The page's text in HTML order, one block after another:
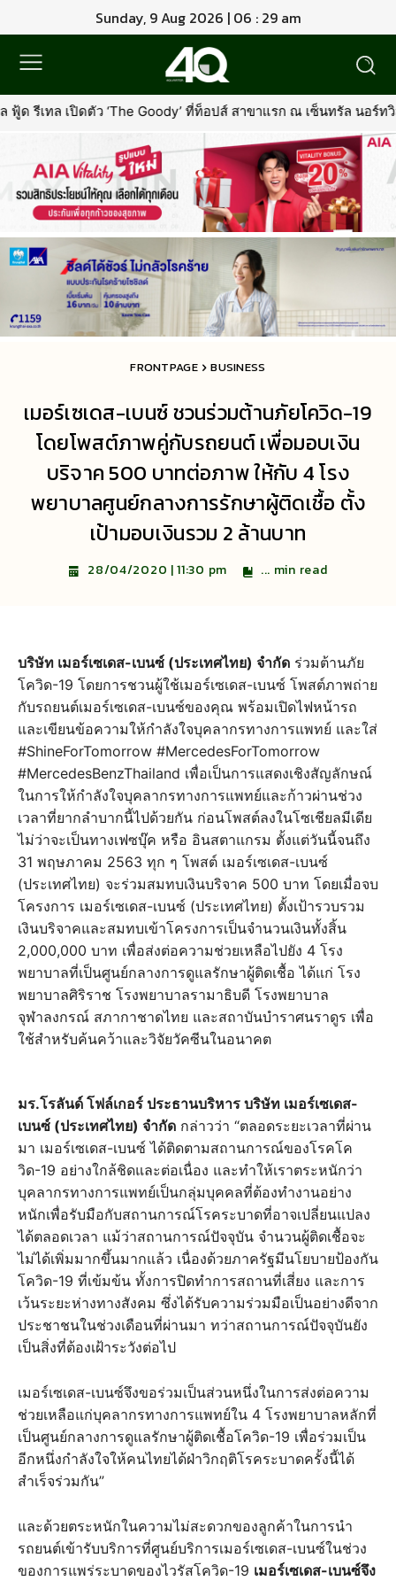
Sunday, 9 Aug 2026 | 06 : 29 am
ที่ท็อปส์ สาขาแรก ณ เซ็นทรัล นอร์ทวิลล์พร้อมรุกตลาด
FRONTPAGE BUSINESS
เมอร์เซเดส-เบนซ์ ชวนร่วมต้านภัยโควิด-19
โดยโพสต์ภาพคู่กับรถยนต์ เพื่อมอบเงิน
บริจาค 500 บาทต่อภาพ ให้กับ 4 โรง
พยาบาลศูนย์กลางการรักษาผู้ติดเชื้อ ตั้ง
เป้ามอบเงินรวม 2 ล้านบาท
28/04/2020 | 11:30 pm ... min read
บริษัท เมอร์เซเดส-เบนซ์ (ประเทศไทย) จำกัด ร่วมต้านภัย
โควิด-19 โดยการชวนผู้ใช้เมอร์เซเดส-เบนซ์ โพสต์ภาพถ่าย
กับรถยนต์เมอร์เซเดส-เบนซ์ของคุณ พร้อมเปิดไฟหน้ารถ
และเขียนข้อความให้กำลังใจบุคลากรทางการแพทย์ และใส่
#ShineForTomorrow #MercedesForTomorrow
#MercedesBenzThailand เพื่อเป็นการแสดงเชิงสัญลักษณ์
ในการให้กำลังใจบุคลากรทางการแพทย์และก้าวผ่านช่วง
เวลาที่ยากลำบากนี้ไปด้วยกัน ก่อนโพสต์ลงในโซเชียลมีเดีย
ไม่ว่าจะเป็นทางเฟซบุ๊ค หรือ อินสตาแกรม ตั้งแต่วันนี้จนถึง
31 พฤษภาคม 2563 ทุก ๆ โพสต์ เมอร์เซเดส-เบนซ์
(ประเทศไทย) จะร่วมสมทบเงินบริจาค 500 บาท โดยเมื่อจบ
โครงการ เมอร์เซเดส-เบนซ์ (ประเทศไทย) ตั้งเป้ารวบรวม
เงินบริจาคและสมทบเข้าโครงการเป็นจำนวนเงินทั้งสิ้น
2,000,000 บาท เพื่อส่งต่อความช่วยเหลือไปยัง 4 โรง
พยาบาลที่เป็นศูนย์กลางการดูแลรักษาผู้ติดเชื้อ ได้แก่ โรง
พยาบาลศิริราช โรงพยาบาลรามาธิบดี โรงพยาบาล
จุฬาลงกรณ์ สภากาชาดไทย และสถาบันบำราศนราดูร เพื่อ
ใช้สำหรับค้นคว้าและวิจัยวัคซีนในอนาคต
มร.โรลันด์ โฟล์เกอร์ ประธานบริหาร บริษัท เมอร์เซเดส-
เบนซ์ (ประเทศไทย) จำกัด กล่าวว่า “ตลอดระยะเวลาที่ผ่าน
มา เมอร์เซเดส-เบนซ์ ได้ติดตามสถานการณ์ของโรคโค
วิด-19 อย่างใกล้ชิดและต่อเนื่อง และทำให้เราตระหนักว่า
บุคลากรทางการแพทย์เป็นกลุ่มบุคคลที่ต้องทำงานอย่าง
หนักเพื่อรับมือกับสถานการณ์โรคระบาดที่อาจเปลี่ยนแปลง
ได้ตลอดเวลา แม้ว่าสถานการณ์ปัจจุบัน จำนวนผู้ติดเชื้อจะ
ไม่ได้เพิ่มมากขึ้นมากแล้ว เนื่องด้วยภาครัฐมีนโยบายป้องกัน
โควิด-19 ที่เข้มข้น ทั้งการปิดทำการสถานที่เสี่ยง และการ
เว้นระยะห่างทางสังคม ซึ่งได้รับความร่วมมือเป็นอย่างดีจาก
ประชาชนในช่วงเดือนที่ผ่านมา ทว่าสถานการณ์ปัจจุบันยัง
เป็นสิ่งที่ต้องเฝ้าระวังต่อไป
เมอร์เซเดส-เบนซ์จึงขอร่วมเป็นส่วนหนึ่งในการส่งต่อความ
ช่วยเหลือแก่บุคลากรทางการแพทย์ใน 4 โรงพยาบาลหลักที่
เป็นศูนย์กลางการดูแลรักษาผู้ติดเชื้อโควิด-19 เพื่อร่วมเป็น
อีกหนึ่งกำลังใจให้คนไทยได้ฝ่าวิกฤติโรคระบาดครั้งนี้ได้
สำเร็จร่วมกัน”
และด้วยตระหนักในความไม่สะดวกของลูกค้าในการนำ
รถยนต์เข้ารับบริการที่ศูนย์บริการเมอร์เซเดส-เบนซ์ในช่วง
ของการแพร่ระบาดของไวรัสโควิด-19 เมอร์เซเดส-เบนซ์จึง